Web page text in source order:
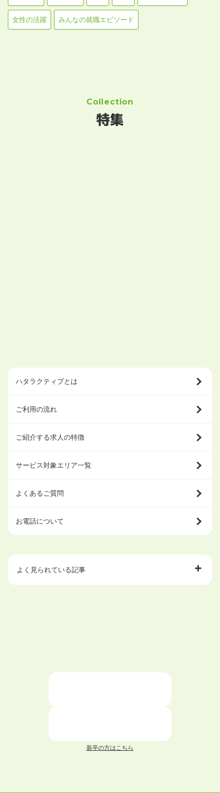
女性の活躍 みんなの就職エピソード
Collection
特集
ハタラクティブとは
ご利用の流れ
ご紹介する求人の特徴
サービス対象エリア一覧
よくあるご質問
お電話について
よく見られている記事
仕事が続かない人の特徴と対処法を解説！
面接 記事一覧
新卒の方はこちら